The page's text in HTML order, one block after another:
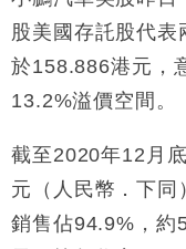
15:59
財經｜SA售
股美國存託股代
於158.886港元，
13.2%溢價空間。
截至2020年12月
元（人民幣．下
銷售佔94.9%，約